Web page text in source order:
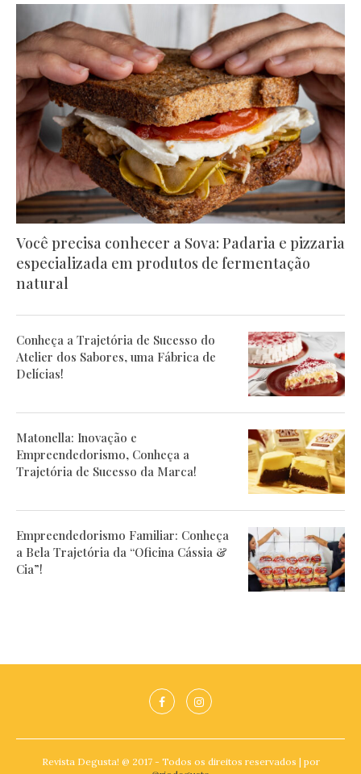
Você precisa conhecer a Sova: Padaria e pizzaria
especializada em produtos de fermentação
natural
Conheça a Trajetória de Sucesso do
Atelier dos Sabores, uma Fábrica de
Delícias!
Matonella: Inovação e
Empreendedorismo, Conheça a
Trajetória de Sucesso da Marca!
Empreendedorismo Familiar: Conheça
a Bela Trajetória da “Oficina Cássia &
Cia”!
Revista Degusta! @ 2017 - Todos os direitos reservados | por